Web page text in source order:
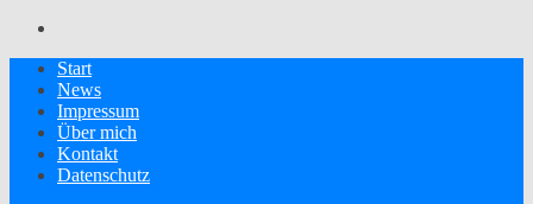
Start
News
Impressum
Über mich
Kontakt
Datenschutz